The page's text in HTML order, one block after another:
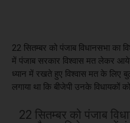
22 सितम्बर को पंजाब विधानसभा का
में पंजाब सरकार विश्वास मत लेकर
ध्यान में रखते हुए विश्वास मत के लिए
लगाया था कि बीजेपी उनके विधायकों
22 सितम्बर को पंजाब